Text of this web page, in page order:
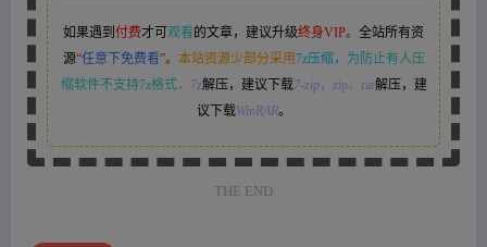
如果遇到 付费才可 观看 的文章，建议升级终身VIP。 全站所有资
源“任意下免费看”。 本站资源少部分采用7z压缩，
为防止有人压
缩软件不支持7z格式，7z解压，建议下载7-zip，zip、rar解压，建
议下载WinRAR。
THE END